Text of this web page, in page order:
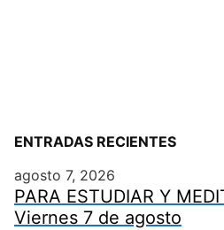
ENTRADAS RECIENTES
agosto 7, 2026
PARA ESTUDIAR Y
Viernes 7 de agosto